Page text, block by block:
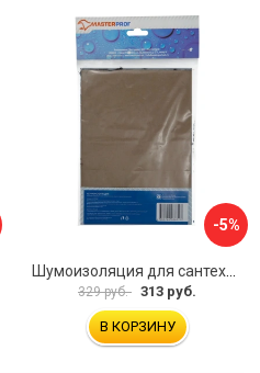
-5%
Шумоизоляция для сантехники MasterProf ИС.131358
329 руб. 313 руб.
В КОРЗИНУ